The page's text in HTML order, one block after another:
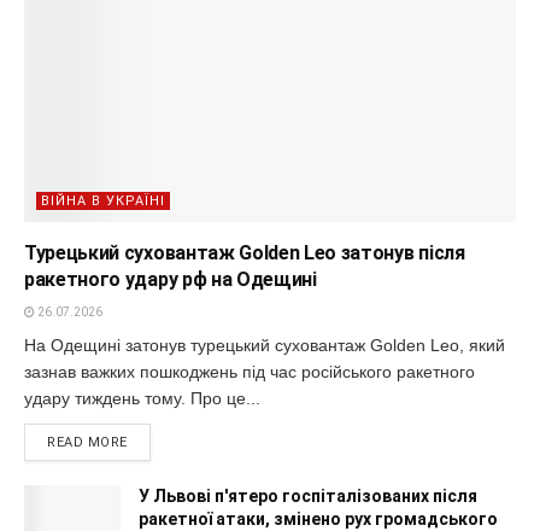
ВІЙНА В УКРАЇНІ
Турецький суховантаж Golden Leo затонув після
ракетного удару рф на Одещині
26.07.2026
На Одещині затонув турецький суховантаж Golden Leo, який
зазнав важких пошкоджень під час російського ракетного
удару тиждень тому. Про це...
READ MORE
У Львові п'ятеро госпіталізованих після
ракетної атаки, змінено рух громадського